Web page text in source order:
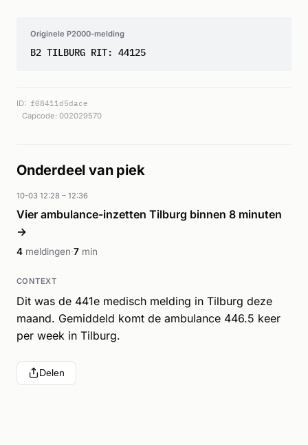
Originele P2000-melding
B2 TILBURG RIT: 44125
ID: f08411d5dace
Capcode: 002029570
Onderdeel van piek
10-03 12:28 – 12:36
Vier ambulance-inzetten Tilburg binnen 8 minuten
→
4 meldingen·7 min
CONTEXT
Dit was de 441e medisch melding in Tilburg deze
maand. Gemiddeld komt de ambulance 446.5 keer
per week in Tilburg.
Delen